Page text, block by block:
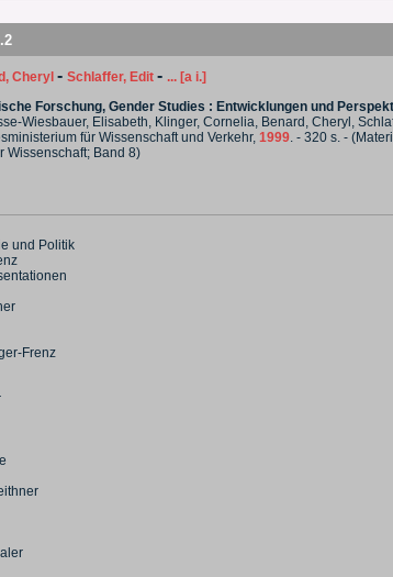
Cheryl - Schlaffer, Edit - ... [a i.]
Forschung, Gender Studies : Entwicklungen und
Wiesbauer, Elisabeth, Klinger, Cornelia, Benard, Cheryl,
für Wissenschaft und Verkehr, 1999. - 320 s. -
Wissenschaft; Band 8)
und Politik
Frenz